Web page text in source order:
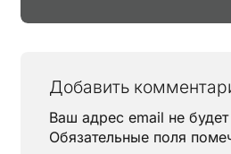
Добавить
Ваш адрес email не
Обязательные поля